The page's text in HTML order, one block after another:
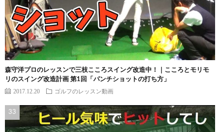
森守洋プロのレッスンで三枝こころスイング改造中！｜こころとモリモ
リのスイング改造計画 第1回「パンチショットの打ち方」
2017.12.20 ゴルフのレッスン動画